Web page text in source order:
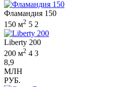
Фламандия 150
150 м2 5 2
Liberty 200
200 м2 4 3
8,9
МЛН
РУБ.